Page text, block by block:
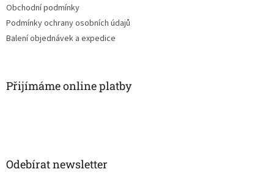
Obchodní podmínky
Podmínky ochrany osobních údajů
Balení objednávek a expedice
Přijímáme online platby
Odebírat newsletter